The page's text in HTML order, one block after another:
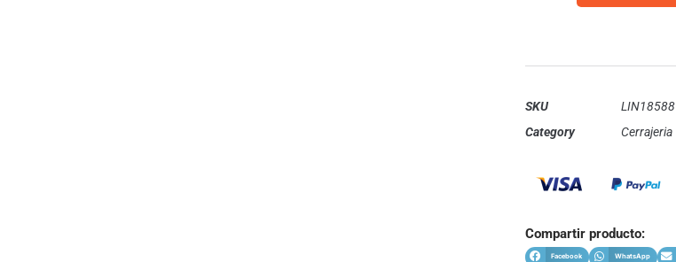
SKU
LIN18588
Category
Cerrajeria
Compartir producto:
Facebook WhatsApp